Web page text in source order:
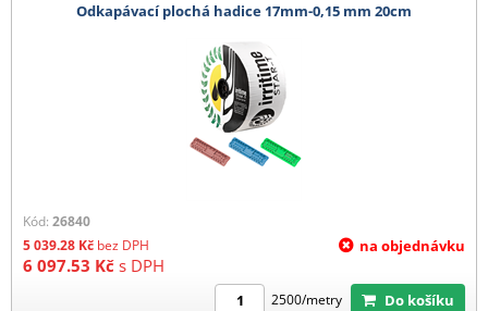
Odkapávací plochá hadice 17mm-0,15 mm 20cm
Kód: 26840
5 039.28 Kč bez DPH
6 097.53 Kč s DPH
na objednávku
2500/metry Do košíku